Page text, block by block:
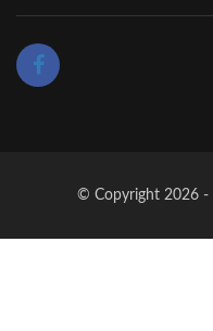
© Copyright 2026 -